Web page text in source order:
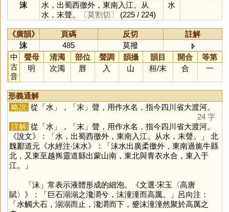
沫
水，出蜀西徼外，東南入江。从
水，末聲。
〔莫割切〕 (225 / 224)
水
《廣韻》 頁碼 反切
註解
沫
485
莫撥
中
古
音
聲母 清濁 部位 聲調 韻攝 韻目 開合
等第
明
次濁 唇 入 山 桓/末 合 一
形義通解
略說: 從「水」，「末」聲，用作水名，指今四川省大渡河。
24 字
詳解: 從「水」，「末」聲，用作水名，指今四川省大渡河。
《說文》：「水，出蜀西徼外，東南入江。从水，末聲。」 北
魏酈道元《水經注‧沫水》：「沫水出廣柔徼外，東南過旄牛縣
北，又東至越嶲靈道縣出蒙山南，東北與青衣水合，東入于
江。」
「沫」常表示液體形成的細泡。《文選‧宋玉〈高唐
賦〉》：「巨石溺溺之瀺灂兮，沫潼潼而高厲。」呂向注：
「水觸大石，溺溺而止，瀺灂而下，蹙沫潼潼然聚於高厲之